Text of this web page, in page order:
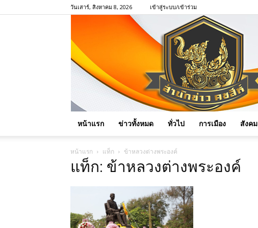
วันเสาร์, สิงหาคม 8, 2026 เข้าสู่ระบบ/เข้าร่วม
หน้าแรก ข่าวทั้งหมด ทั่วไป การเมือง สังคม
หน้าแรก แท็ก ข้าหลวงต่างพระองค์
แท็ก: ข้าหลวงต่างพระองค์